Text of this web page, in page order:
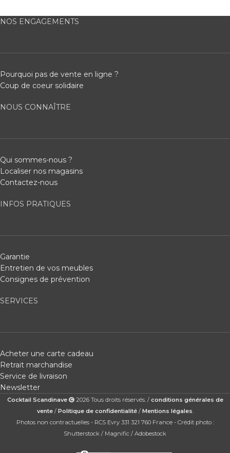
NOS ENGAGEMENTS
Pourquoi pas de vente en ligne ?
Coup de coeur solidaire
NOUS CONNAÎTRE
Qui sommes-nous ?
Localiser nos magasins
Contactez-nous
INFOS PRATIQUES
Garantie
Entretien de vos meubles
Consignes de prévention
SERVICES
Acheter une carte cadeau
Retrait marchandise
Service de livraison
Newsletter
Cocktail Scandinave 2026 Tous droits réservés. / conditions générales de
vente/ Politique de confidentialité/ Mentions légales
Photos non contractuelles - RCS Evry 331 321 760 France - Crédit photo :
Shutterstock / Magnific / Adobestock